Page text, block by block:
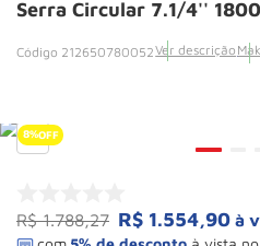
7.1/4''
1800W
5007N
Serra Circular 7.1/4''
212650780052Ver descrição
8%OFF
R$ 1.788,27 R$ 1.554,90 à
3º Macaco Hidraulico
4 Talha Eletrica
6º
7º
Talha